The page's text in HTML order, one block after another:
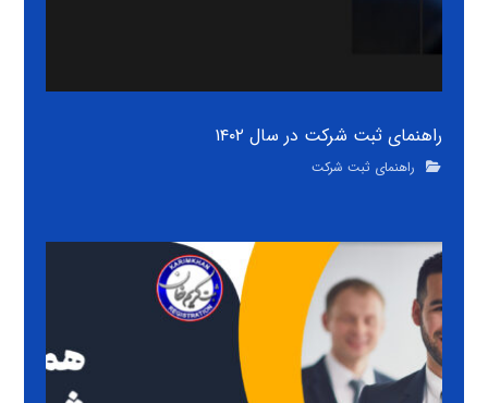
راهنمای ثبت شرکت در سال ۱۴۰۲
راهنمای ثبت شرکت